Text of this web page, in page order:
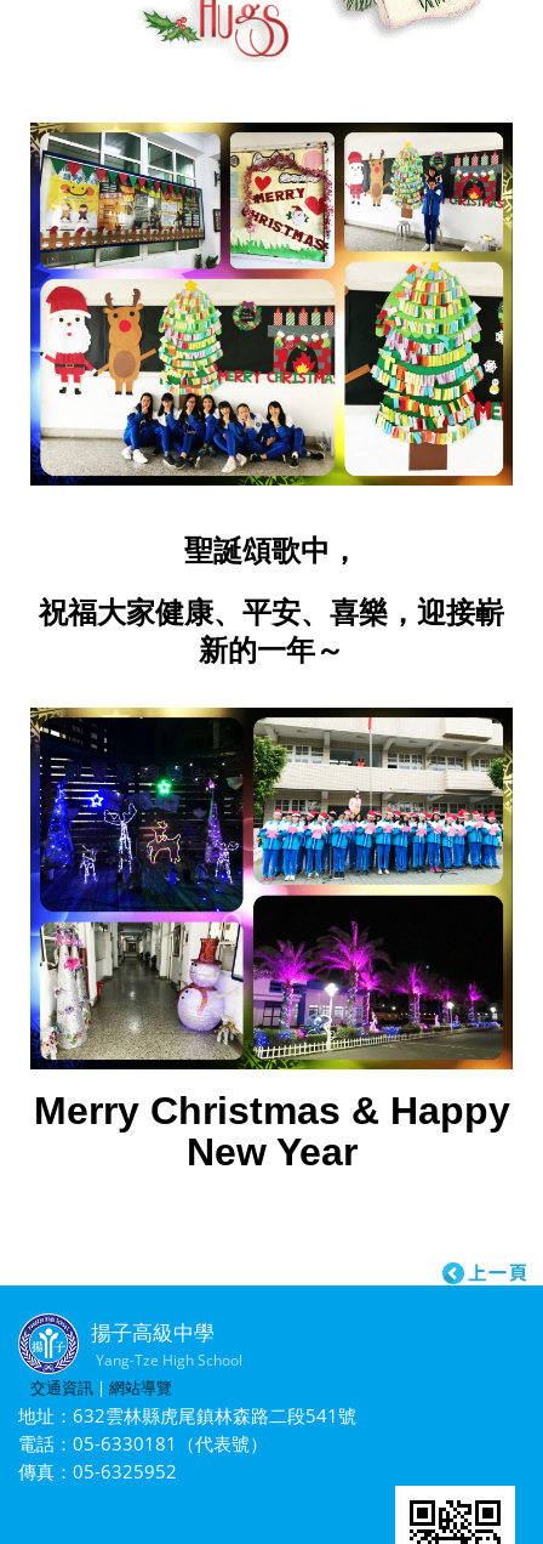
聖誕頌歌中，
祝福大家健康、平安、喜樂，迎接嶄
新的一年～
Merry Christmas & Happy
New Year
揚子高級中學
Yang-Tze High School
交通資訊 | 網站導覽
地址：632雲林縣虎尾鎮林森路二段541號
電話：05-6330181（代表號）
傳真：05-6325952